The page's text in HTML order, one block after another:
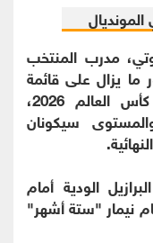
مدرب المنتخب
ما يزال على قائمة
اللاعبين المرشحين للمشاركة في كأس العالم 2026،
سيكونان
الودية أمام
نيمار "ستة أشهر"